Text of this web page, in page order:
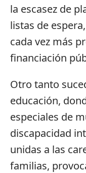
la escasez de
listas de
cada vez más
financiación
Otro tanto
educación,
especiales de
discapacidad
unidas a las
familias,